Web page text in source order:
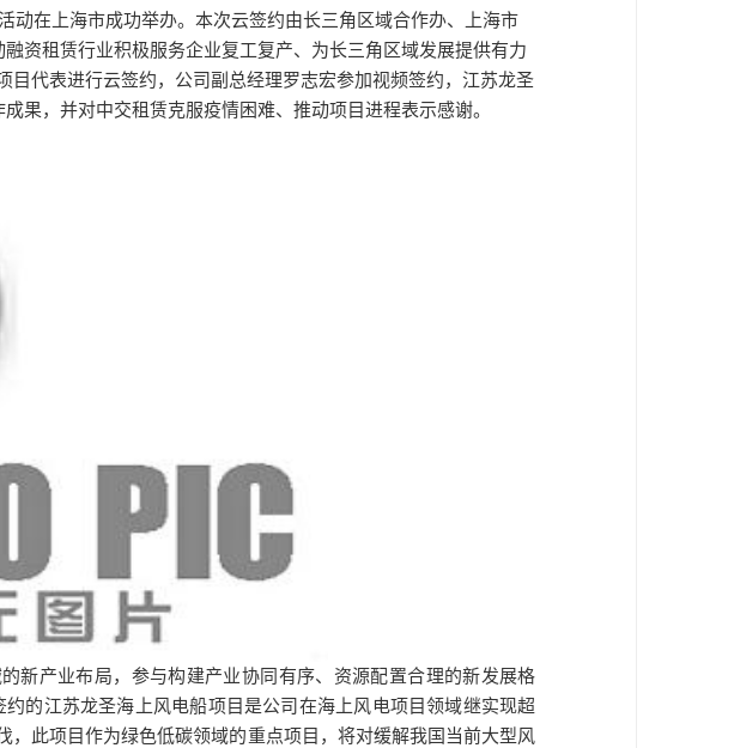
动在上海市成功举办。本次云签约由长三角区域合作办、上海市
资租赁行业积极服务企业复工复产、为长三角区域发展提供有力
代表进行云签约，公司副总经理罗志宏参加视频签约，江苏龙圣
果，并对中交租赁克服疫情困难、推动项目进程表示感谢。
新产业布局，参与构建产业协同有序、资源配置合理的新发展格
的江苏龙圣海上风电船项目是公司在海上风电项目领域继实现超
此项目作为绿色低碳领域的重点项目，将对缓解我国当前大型风